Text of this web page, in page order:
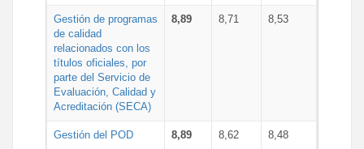
Gestión de programas
de calidad
relacionados con los
títulos oficiales, por
parte del Servicio de
Evaluación, Calidad y
Acreditación (SECA)
8,89 8,71 8,53
Gestión del POD 8,89 8,62 8,48